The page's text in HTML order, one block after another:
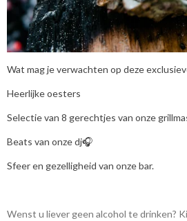
Wat mag je verwachten op deze
Heerlijke oesters
Selectie van 8 gerechtjes van onze
Beats van onze dj🎧
Sfeer en gezelligheid van onze bar.
Wenst u liever geen alcohol te drinken?